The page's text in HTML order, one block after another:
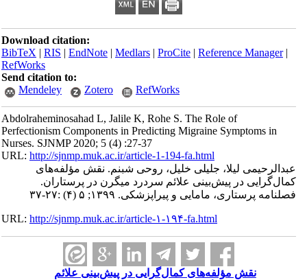
Download citation:
BibTeX|RIS|EndNote|Medlars|ProCite|Reference Manager
RefWorks
Send citation to:
Mendeley
Zotero RefWorks
Abdolraheminosahad L, Jalile K, Rohe S. The Role of
Perfectionism Components in Predicting Migraine Symptoms in
Nurses. SJNMP 2020; 5 (4) :27-37
URL:http://sjnmp.muk.ac.ir/article-1-194-fa.html
عبدالرحیمی لیلا، جلیلی خلیل، روحی شبنم. نقش مؤلفه‌های
کمال‌گرایی در پیش‌بینی علائم سردرد میگرن در پرستاران.
فصلنامه پرستاری، مامایی و پیراپزشکی. ۱۳۹۹; ۵ (۴) :۲۷-۳۷
URL:http://sjnmp.muk.ac.ir/article-۱-۱۹۴-fa.html
نقش مؤلفه‌های کمال‌گرایی در پیش‌بینی علائم